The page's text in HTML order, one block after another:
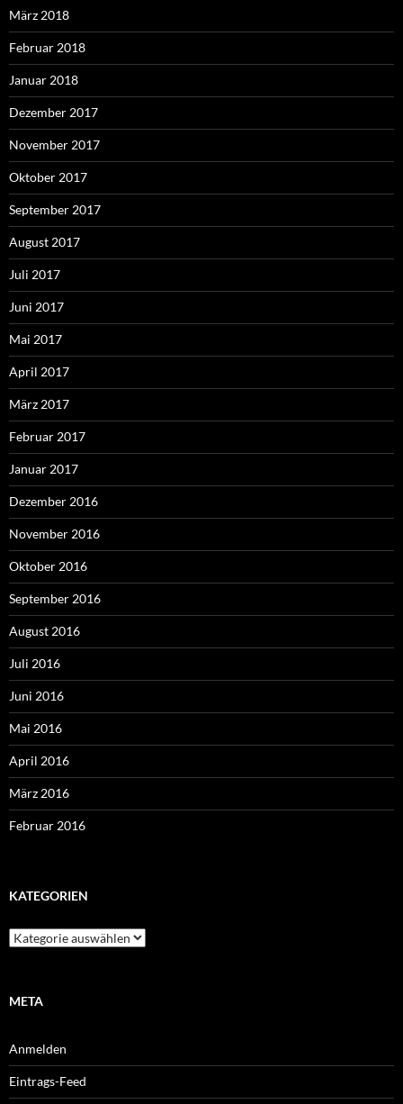
März 2018
Februar 2018
Januar 2018
Dezember 2017
November 2017
Oktober 2017
September 2017
August 2017
Juli 2017
Juni 2017
Mai 2017
April 2017
März 2017
Februar 2017
Januar 2017
Dezember 2016
November 2016
Oktober 2016
September 2016
August 2016
Juli 2016
Juni 2016
Mai 2016
April 2016
März 2016
Februar 2016
KATEGORIEN
Kategorien
META
Anmelden
Eintrags-Feed